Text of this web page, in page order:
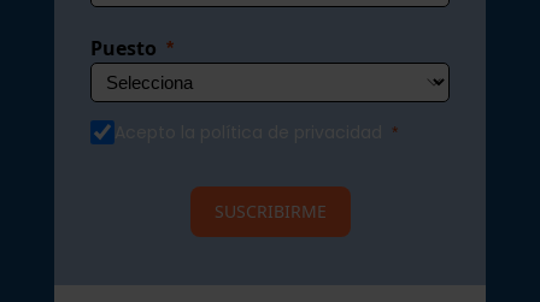
Puesto
SUSCRIBIRME